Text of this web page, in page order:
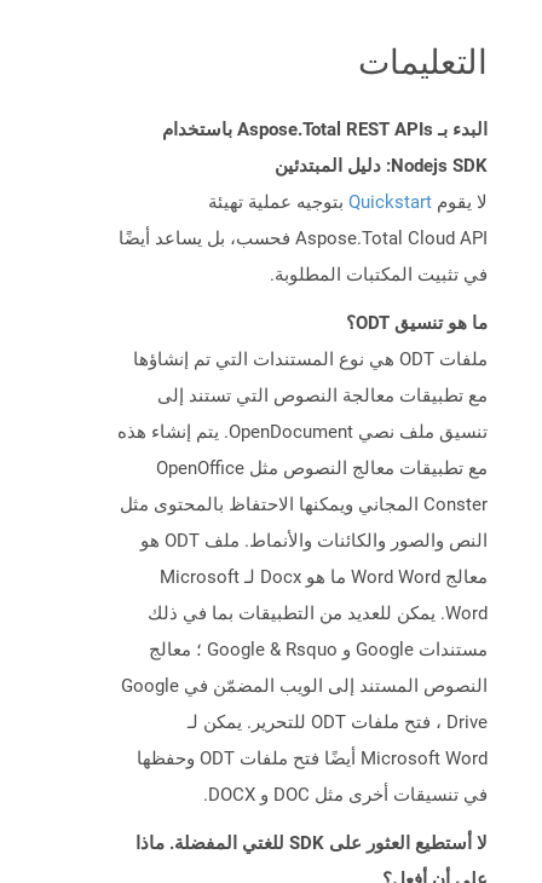
التعليمات
البدء بـ Aspose.Total REST APIs باستخدام
Nodejs SDK: دليل المبتدئين
لا يقوم Quickstart بتوجيه عملية تهيئة
Aspose.Total Cloud API فحسب، بل يساعد أيضًا
في تثبيت المكتبات المطلوبة.
ما هو تنسيق ODT؟
ملفات ODT هي نوع المستندات التي تم إنشاؤها
مع تطبيقات معالجة النصوص التي تستند إلى
تنسيق ملف نصي OpenDocument. يتم إنشاء هذه
مع تطبيقات معالج النصوص مثل OpenOffice
Conster المجاني ويمكنها الاحتفاظ بالمحتوى مثل
النص والصور والكائنات والأنماط. ملف ODT هو
معالج Word Word ما هو Docx لـ Microsoft
Word. يمكن للعديد من التطبيقات بما في ذلك
مستندات Google و Google & Rsquo ؛ معالج
النصوص المستند إلى الويب المضمّن في Google
Drive ، فتح ملفات ODT للتحرير. يمكن لـ
Microsoft Word أيضًا فتح ملفات ODT وحفظها
في تنسيقات أخرى مثل DOC و DOCX.
لا أستطيع العثور على SDK للغتي المفضلة. ماذا